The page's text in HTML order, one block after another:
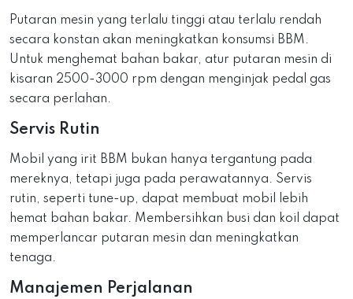
Putaran mesin yang terlalu tinggi atau terlalu rendah
secara konstan akan meningkatkan konsumsi BBM.
Untuk menghemat bahan bakar, atur putaran mesin di
kisaran 2500-3000 rpm dengan menginjak pedal gas
secara perlahan.
Servis Rutin
Mobil yang irit BBM bukan hanya tergantung pada
mereknya, tetapi juga pada perawatannya. Servis
rutin, seperti tune-up, dapat membuat mobil lebih
hemat bahan bakar. Membersihkan busi dan koil dapat
memperlancar putaran mesin dan meningkatkan
tenaga.
Manajemen Perjalanan